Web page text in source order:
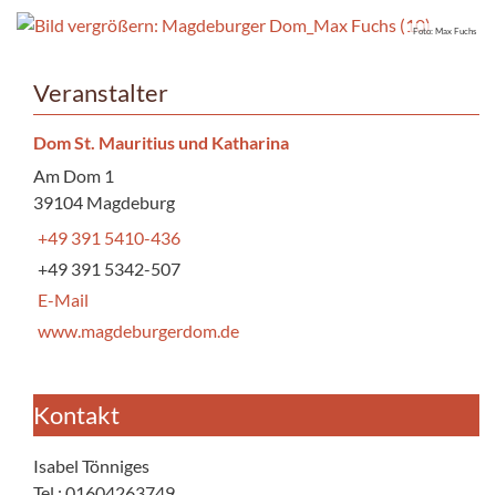
Foto: Max Fuchs
Veranstalter
Dom St. Mauritius und Katharina
Am Dom 1
39104 Magdeburg
+49 391 5410-436
+49 391 5342-507
E-Mail
www.magdeburgerdom.de
Kontakt
Isabel Tönniges